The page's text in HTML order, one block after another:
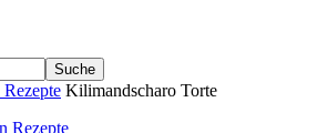
Kilimandscharo Torte
Rezepte